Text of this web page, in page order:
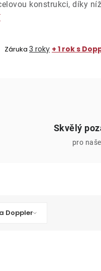
konstrukci, díky
Záruka 3 roky + 1 rok s
Skvělý
pro
Doppler